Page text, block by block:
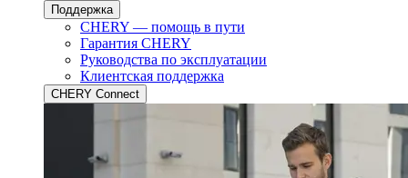
Поддержка
CHERY — помощь в пути
Гарантия CHERY
Руководства по эксплуатации
Клиентская поддержка
CHERY Connect